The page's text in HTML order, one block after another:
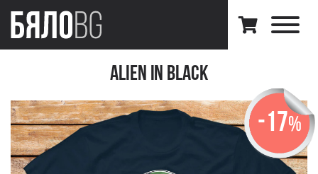
Alien in Black
-17%